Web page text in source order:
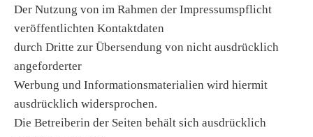
Der Nutzung von im Rahmen der Impressumspflicht
veröffentlichten Kontaktdaten
durch Dritte zur Übersendung von nicht ausdrücklich
angeforderter
Werbung und Informationsmaterialien wird hiermit
ausdrücklich widersprochen.
Die Betreiberin der Seiten behält sich ausdrücklich